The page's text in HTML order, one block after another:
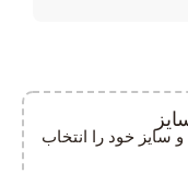
سایز خود را انتخاب